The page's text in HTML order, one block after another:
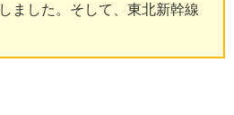
ました。そして、東北新幹線